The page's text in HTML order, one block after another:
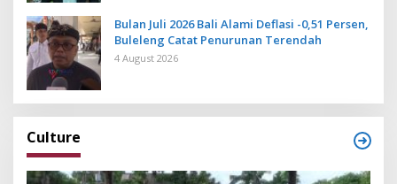
Bulan Juli 2026 Bali Alami Deflasi -0,51 Persen,
Buleleng Catat Penurunan Terendah
4 August 2026
Culture